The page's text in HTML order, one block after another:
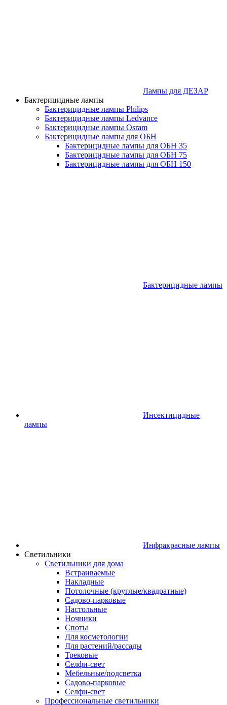
Лампы для ДЕЗАР
Бактерицидные лампы
Бактерицидные лампы Philips
Бактерицидные лампы Ledvance
Бактерицидные лампы Osram
Бактерицидные лампы для ОБН
Бактерицидные лампы для ОБН 35
Бактерицидные лампы для ОБН 75
Бактерицидные лампы для ОБН 150
Бактерицидные лампы
Инсектицидные
лампы
Инфракрасные лампы
Светильники
Светильники для дома
Встраиваемые
Накладные
Потолочные (круглые/квадратные)
Садово‑парковые
Настольные
Ночники
Споты
Для косметологии
Для растений/рассады
Трековые
Селфи‑свет
Мебельные/подсветка
Садово-парковые
Селфи-свет
Профессиональные светильники